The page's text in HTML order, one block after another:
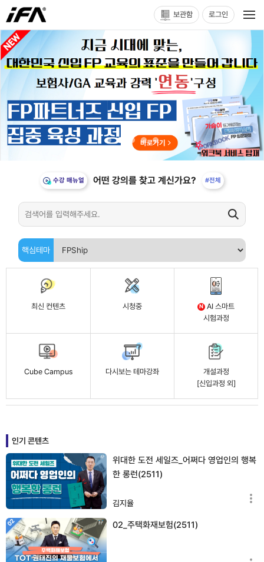
보관함 로그인
수강 매뉴얼 어떤 강의를 찾고 계신가요? #전체
핵심테마
최신 컨텐츠 시청중 N AI 스마트
시험과정
Cube Campus 다시보는 테마강좌
개설과정
[신입과정 외]
인기 콘텐츠
위대한 도전 세일즈_어쩌다 영업인의 행복
한 롱런(2511)
김지율
02_주택화재보험(2511)